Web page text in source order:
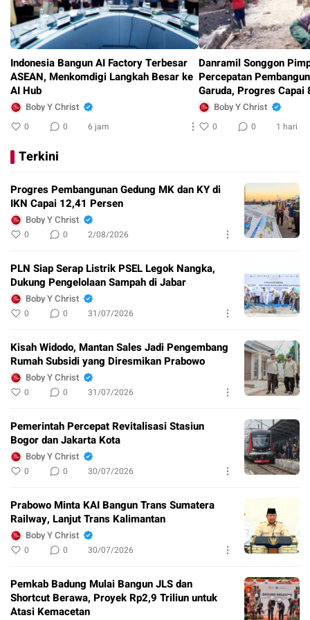
Indonesia Bangun AI Factory Terbesar
ASEAN, Menkomdigi Langkah Besar ke
AI Hub
Boby Y Christ
0 0 6 jam
Danramil Songgon
Percepatan
Garuda, Progres Capai
Boby Y Christ
0 0 1 hari
Terkini
Progres Pembangunan Gedung MK dan KY di
IKN Capai 12,41 Persen
Boby Y Christ
0 0 2/08/2026
PLN Siap Serap Listrik PSEL Legok Nangka,
Dukung Pengelolaan Sampah di Jabar
Boby Y Christ
0 0 31/07/2026
Kisah Widodo, Mantan Sales Jadi Pengembang
Rumah Subsidi yang Diresmikan Prabowo
Boby Y Christ
0 0 31/07/2026
Pemerintah Percepat Revitalisasi Stasiun
Bogor dan Jakarta Kota
Boby Y Christ
0 0 30/07/2026
Prabowo Minta KAI Bangun Trans Sumatera
Railway, Lanjut Trans Kalimantan
Boby Y Christ
0 0 30/07/2026
Pemkab Badung Mulai Bangun JLS dan
Shortcut Berawa, Proyek Rp2,9 Triliun untuk
Atasi Kemacetan